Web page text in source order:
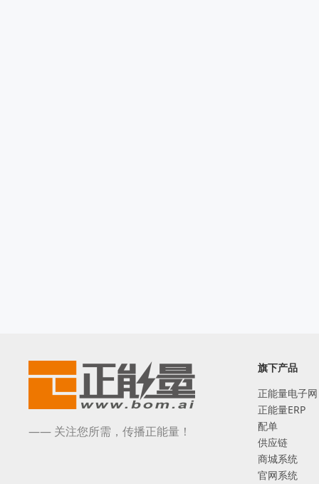
—— 关注您所需，传播正能量！
旗下产品
正能量电子网
正能量ERP
配单
供应链
商城系统
官网系统